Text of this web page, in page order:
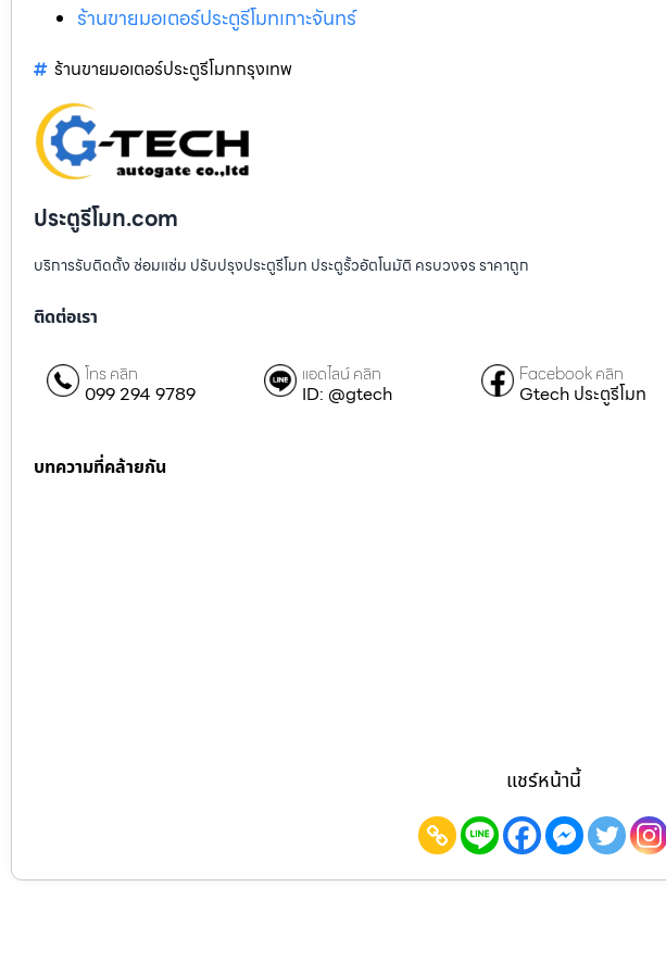
ร้านขายมอเตอร์ประตูรีโมทเกาะจันทร์
ร้านขายมอเตอร์ประตูรีโมทกรุงเทพ
ประตูรีโมท.com
บริการรับติดตั้ง ซ่อมแซ่ม ปรับปรุงประตูรีโมท ประตูรั้วอัตโนมัติ ครบวงจร ราคาถูก
ติดต่อเรา
โทร คลิก
099 294 9789
แอดไลน์ คลิก
ID: @gtech
Facebook คลิก
Gtech ประตูรีโมท
บทความที่คล้ายกัน
แชร์หน้านี้